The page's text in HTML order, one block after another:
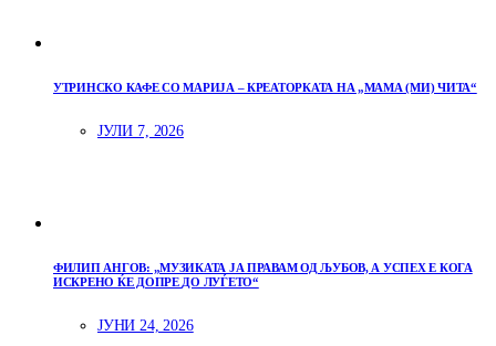
УТРИНСКО КАФЕ СО МАРИЈА – КРЕАТОРКАТА НА „МАМА (МИ) ЧИТА“
ЈУЛИ 7, 2026
ФИЛИП АНГОВ: „МУЗИКАТА ЈА ПРАВАМ ОД ЉУБОВ, А УСПЕХ Е КОГА
ИСКРЕНО ЌЕ ДОПРЕ ДО ЛУЃЕТО“
ЈУНИ 24, 2026